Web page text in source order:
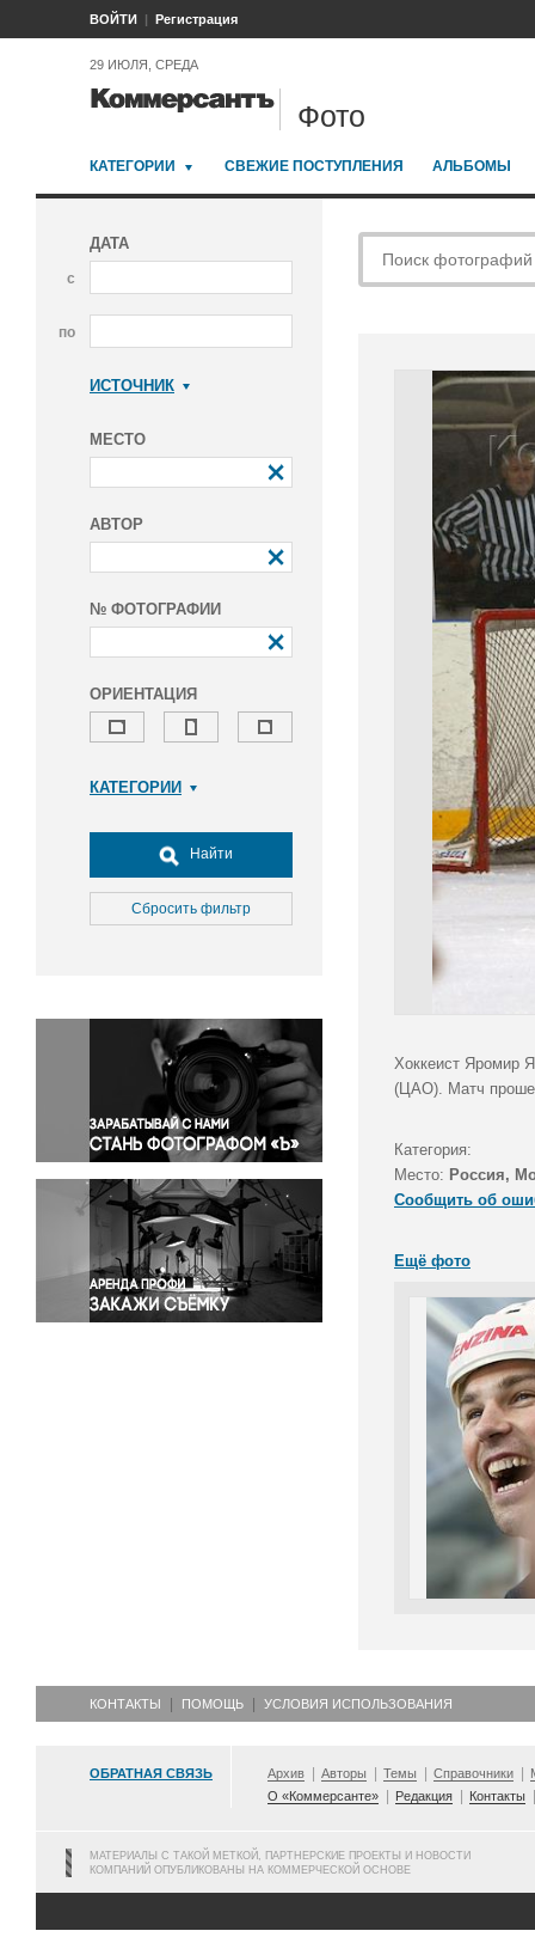
ВОЙТИ Регистрация
29 ИЮЛЯ, СРЕДА
Фото
КАТЕГОРИИ СВЕЖИЕ ПОСТУПЛЕНИЯ АЛЬБОМЫ
ДАТА
с
по
ИСТОЧНИК
МЕСТО
АВТОР
№ ФОТОГРАФИИ
ОРИЕНТАЦИЯ
КАТЕГОРИИ
Досуг, туризм и отдых
Культура
Медицина
Окружающая среда
Политика
Правосудие
Происшествия и конфликты
Религия
Светская жизнь
Спорт
Экология
Экономика и бизнес
Найти
Сбросить фильтр
Хоккеист Яромир
(ЦАО). Матч
Категория:
Место: Россия,
Сообщить об
Ещё фото
КОНТАКТЫ ПОМОЩЬ УСЛОВИЯ ИСПОЛЬЗОВАНИЯ
ОБРАТНАЯ СВЯЗЬ Архив Авторы Темы Справочники
О «Коммерсанте»
Редакция Контакты
МАТЕРИАЛЫ С ТАКОЙ МЕТКОЙ, ПАРТНЕРСКИЕ ПРОЕКТЫ И НОВОСТИ
КОМПАНИЙ ОПУБЛИКОВАНЫ НА КОММЕРЧЕСКОЙ ОСНОВЕ